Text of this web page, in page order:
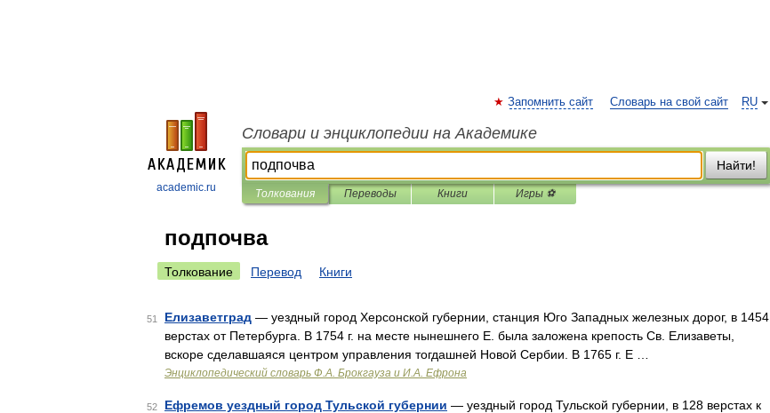
academic.ru
RU
Запомнить сайт Словарь на свой сайт
Словари и энциклопедии на Академике
Найти!
Толкования Переводы Книги Игры ⚽
подпочва
Толкование Перевод Книги
51 Елизаветград — уездный город Херсонской губернии, станция Юго Западных железных дорог, в 1454
верстах от Петербурга. В 1754 г. на месте нынешнего Е. была заложена крепость Св. Елизаветы,
вскоре сделавшаяся центром управления тогдашней Новой Сербии. В 1765 г. Е …
Энциклопедический словарь Ф.А. Брокгауза и И.А. Ефрона
52 Ефремов уездный город Тульской губернии — уездный город Тульской губернии, в 128 верстах к